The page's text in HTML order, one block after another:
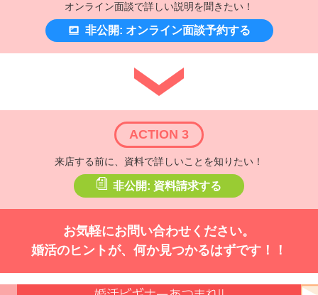
オンライン面談で詳しい説明を聞きたい！
非公開: オンライン面談予約する
ACTION 3
来店する前に、資料で詳しいことを知りたい！
非公開: 資料請求する
お気軽にお問い合わせください。
婚活のヒントが、何か見つかるはずです！！